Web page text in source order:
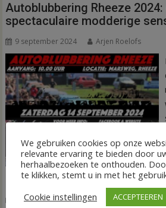
Autoblubbering Rheeze 2024:
spectaculaire modderige
9 september 2024 Arjen Roelofs
Nieuws Autoblubbering ,evenement,
We gebruiken cookies op onze
relevante ervaring te bieden door
herhaalbezoeken te onthouden.
te klikken, stemt u in met het
Cookie instellingen
ACCEPTEEREN